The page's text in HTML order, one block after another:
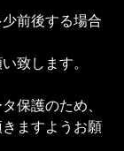
前後する場合
致します。
保護のため、
ますようお願